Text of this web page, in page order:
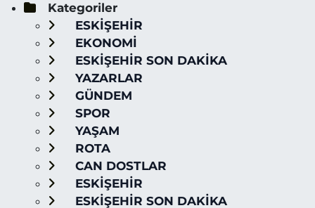
Kategoriler
ESKİŞEHİR
EKONOMİ
ESKİŞEHİR SON DAKİKA
YAZARLAR
GÜNDEM
SPOR
YAŞAM
ROTA
CAN DOSTLAR
ESKİŞEHİR
ESKİŞEHİR SON DAKİKA